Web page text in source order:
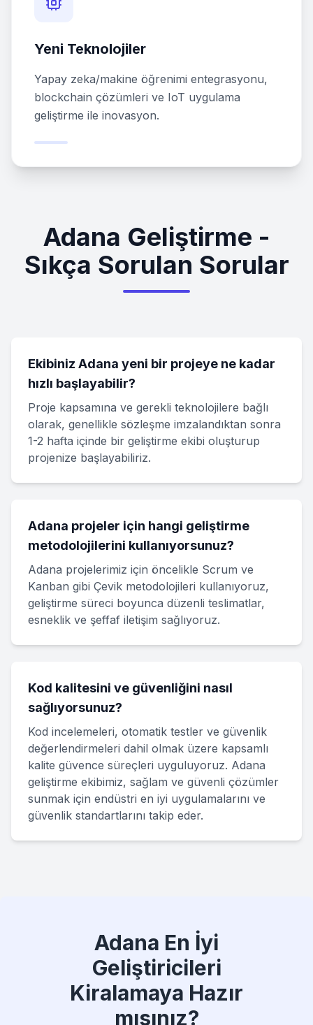
Yeni Teknolojiler
Yapay zeka/makine öğrenimi entegrasyonu,
blockchain çözümleri ve IoT uygulama
geliştirme ile inovasyon.
Adana Geliştirme -
Sıkça Sorulan Sorular
Ekibiniz Adana yeni bir projeye ne kadar
hızlı başlayabilir?
Proje kapsamına ve gerekli teknolojilere bağlı
olarak, genellikle sözleşme imzalandıktan sonra
1-2 hafta içinde bir geliştirme ekibi oluşturup
projenize başlayabiliriz.
Adana projeler için hangi geliştirme
metodolojilerini kullanıyorsunuz?
Adana projelerimiz için öncelikle Scrum ve
Kanban gibi Çevik metodolojileri kullanıyoruz,
geliştirme süreci boyunca düzenli teslimatlar,
esneklik ve şeffaf iletişim sağlıyoruz.
Kod kalitesini ve güvenliğini nasıl
sağlıyorsunuz?
Kod incelemeleri, otomatik testler ve güvenlik
değerlendirmeleri dahil olmak üzere kapsamlı
kalite güvence süreçleri uyguluyoruz. Adana
geliştirme ekibimiz, sağlam ve güvenli çözümler
sunmak için endüstri en iyi uygulamalarını ve
güvenlik standartlarını takip eder.
Adana En İyi
Geliştiricileri
Kiralamaya Hazır
mısınız?